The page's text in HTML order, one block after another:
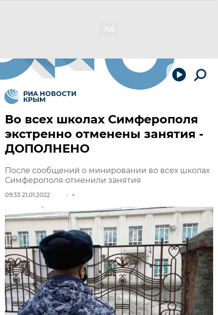
Во всех школах Симферополя
экстренно отменены занятия -
ДОПОЛНЕНО
После сообщений о минировании во всех школах
Симферополя отменили занятия
09:33 21.01.2022